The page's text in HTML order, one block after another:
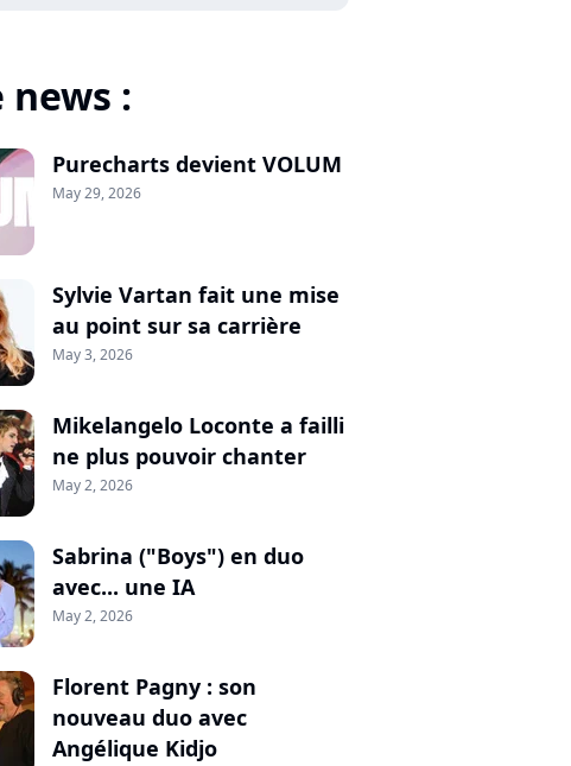
news :
Purecharts devient VOLUM
May 29, 2026
Sylvie Vartan fait une mise
au point sur sa carrière
May 3, 2026
Mikelangelo Loconte a failli
ne plus pouvoir chanter
May 2, 2026
Sabrina ("Boys") en duo
avec... une IA
May 2, 2026
Florent Pagny : son
nouveau duo avec
Angélique Kidjo